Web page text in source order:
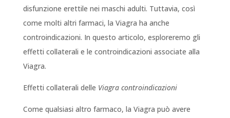
disfunzione erettile nei maschi adulti. Tuttavia, così
come molti altri farmaci, la Viagra ha anche
controindicazioni. In questo articolo, esploreremo gli
effetti collaterali e le controindicazioni associate alla
Viagra.
Effetti collaterali delle Viagra controindicazioni
Come qualsiasi altro farmaco, la Viagra può avere